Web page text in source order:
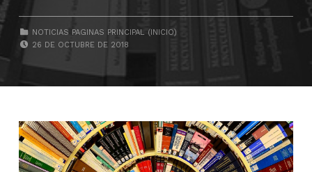
CATEGORIZED IN:
NOTICIAS PAGINAS PRINCIPAL (INICIO)
26 DE OCTUBRE DE 2018